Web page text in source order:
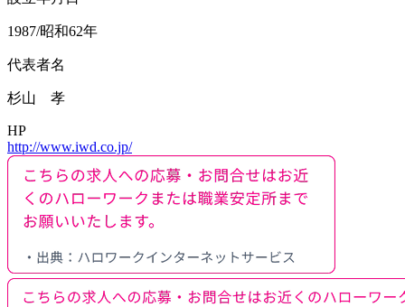
1987/昭和62年
代表者名
杉山 孝
HP
http://www.iwd.co.jp/